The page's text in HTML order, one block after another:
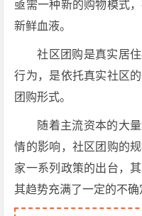
亟需一种新的购物模式
新鲜血液。
社区团购是真实居
行为，是依托真实社区
团购形式。
随着主流资本的大
情的影响，社区团购的
家一系列政策的出台，
其趋势充满了一定的不确